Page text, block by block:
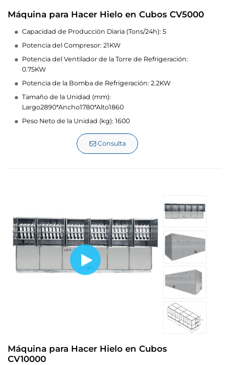
Máquina para Hacer Hielo en Cubos CV5000
Capacidad de Producción Diaria (Tons/24h): 5
Potencia del Compresor: 21KW
Potencia del Ventilador de la Torre de Refrigeración:
0.75KW
Potencia de la Bomba de Refrigeración: 2.2KW
Tamaño de la Unidad (mm):
Largo2890*Ancho1780*Alto1860
Peso Neto de la Unidad (kg): 1600
Consulta
Máquina para Hacer Hielo en Cubos
CV10000